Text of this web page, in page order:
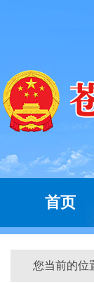
首页
您当前的位